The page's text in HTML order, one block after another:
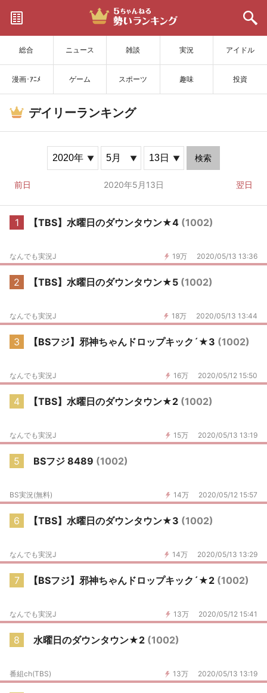
総合 ニュース 雑談 実況 アイドル
漫画･ｱﾆﾒ ゲーム スポーツ 趣味 投資
サイトを更新
デイリーランキング
検索
前日 2020年5月13日 翌日
1 【TBS】水曜日のダウンタウン★4 (1002)
19万 2020/05/13 13:36
なんでも実況J
2 【TBS】水曜日のダウンタウン★5 (1002)
18万 2020/05/13 13:44
なんでも実況J
3 【BSフジ】邪神ちゃんドロップキック´★3 (1002)
16万 2020/05/12 15:50
なんでも実況J
4 【TBS】水曜日のダウンタウン★2 (1002)
15万 2020/05/13 13:19
なんでも実況J
5 BSフジ 8489 (1002)
14万 2020/05/12 15:57
BS実況(無料)
6 【TBS】水曜日のダウンタウン★3 (1002)
14万 2020/05/13 13:29
なんでも実況J
7 【BSフジ】邪神ちゃんドロップキック´★2 (1002)
13万 2020/05/12 15:41
なんでも実況J
8 水曜日のダウンタウン★2 (1002)
13万 2020/05/13 13:19
番組ch(TBS)